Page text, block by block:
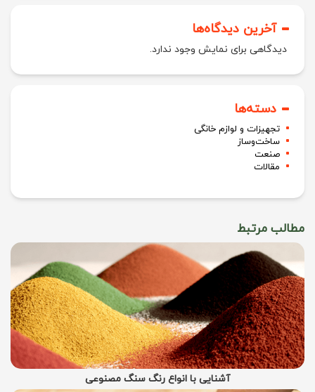
آخرین دیدگاه‌ها
دیدگاهی برای نمایش وجود ندارد.
دسته‌ها
تجهیزات و لوازم خانگی
ساخت‌وساز
صنعت
مقالات
مطالب مرتبط
آشنایی با انواع رنگ سنگ مصنوعی